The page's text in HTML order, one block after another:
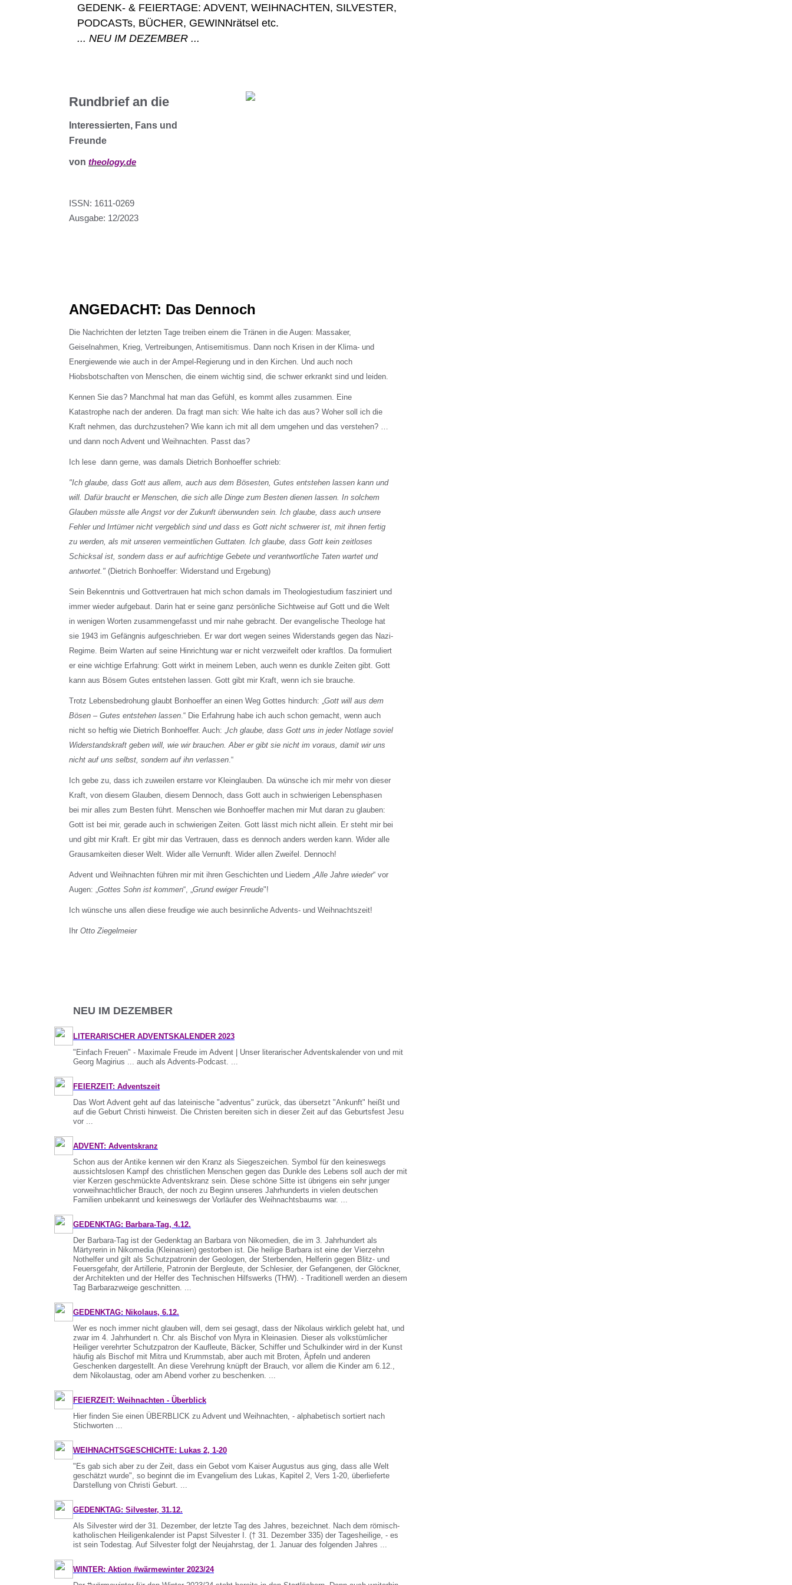
GEDENK- & FEIERTAGE: ADVENT, WEIHNACHTEN, SILVESTER,
... NEU IM DEZEMBER ...
Rundbrief an die
Interessierten, Fans und
Freunde
von theology.de
ISSN: 1611-0269
Ausgabe: 12/2023
ANGEDACHT: Das Dennoch
Die Nachrichten der letzten Tage treiben einem die Tränen in die Augen: Massaker,
Geiselnahmen, Krieg, Vertreibungen, Antisemitismus. Dann noch Krisen in der Klima- und
Energiewende wie auch in der Ampel-Regierung und in den Kirchen. Und auch noch
Hiobsbotschaften von Menschen, die einem wichtig sind, die schwer erkrankt sind und leiden.
Kennen Sie das? Manchmal hat man das Gefühl, es kommt alles zusammen. Eine
Katastrophe nach der anderen. Da fragt man sich: Wie halte ich das aus? Woher soll ich die
Kraft nehmen, das durchzustehen? Wie kann ich mit all dem umgehen und das verstehen? …
und dann noch Advent und Weihnachten. Passt das?
Ich lese dann gerne, was damals Dietrich Bonhoeffer schrieb:
"Ich glaube, dass Gott aus allem, auch aus dem Bösesten, Gutes entstehen lassen kann und
will. Dafür braucht er Menschen, die sich alle Dinge zum Besten dienen lassen. In solchem
Glauben müsste alle Angst vor der Zukunft überwunden sein. Ich glaube, dass auch unsere
Fehler und Irrtümer nicht vergeblich sind und dass es Gott nicht schwerer ist, mit ihnen fertig
zu werden, als mit unseren vermeintlichen Guttaten. Ich glaube, dass Gott kein zeitloses
Schicksal ist, sondern dass er auf aufrichtige Gebete und verantwortliche Taten wartet und
antwortet." (Dietrich Bonhoeffer: Widerstand und Ergebung)
Sein Bekenntnis und Gottvertrauen hat mich schon damals im Theologiestudium fasziniert und
immer wieder aufgebaut. Darin hat er seine ganz persönliche Sichtweise auf Gott und die Welt
in wenigen Worten zusammengefasst und mir nahe gebracht. Der evangelische Theologe hat
sie 1943 im Gefängnis aufgeschrieben. Er war dort wegen seines Widerstands gegen das Nazi-
Regime. Beim Warten auf seine Hinrichtung war er nicht verzweifelt oder kraftlos. Da formuliert
er eine wichtige Erfahrung: Gott wirkt in meinem Leben, auch wenn es dunkle Zeiten gibt. Gott
kann aus Bösem Gutes entstehen lassen. Gott gibt mir Kraft, wenn ich sie brauche.
Trotz Lebensbedrohung glaubt Bonhoeffer an einen Weg Gottes hindurch: „Gott will aus dem
Bösen – Gutes entstehen lassen.“ Die Erfahrung habe ich auch schon gemacht, wenn auch
nicht so heftig wie Dietrich Bonhoeffer. Auch: „Ich glaube, dass Gott uns in jeder Notlage soviel
Widerstandskraft geben will, wie wir brauchen. Aber er gibt sie nicht im voraus, damit wir uns
nicht auf uns selbst, sondern auf ihn verlassen.“
Ich gebe zu, dass ich zuweilen erstarre vor Kleinglauben. Da wünsche ich mir mehr von dieser
Kraft, von diesem Glauben, diesem Dennoch, dass Gott auch in schwierigen Lebensphasen
bei mir alles zum Besten führt. Menschen wie Bonhoeffer machen mir Mut daran zu glauben:
Gott ist bei mir, gerade auch in schwierigen Zeiten. Gott lässt mich nicht allein. Er steht mir bei
und gibt mir Kraft. Er gibt mir das Vertrauen, dass es dennoch anders werden kann. Wider alle
Grausamkeiten dieser Welt. Wider alle Vernunft. Wider allen Zweifel. Dennoch!
Advent und Weihnachten führen mir mit ihren Geschichten und Liedern „Alle Jahre wieder“ vor
Augen: „Gottes Sohn ist kommen“, „Grund ewiger Freude"!
Ich wünsche uns allen diese freudige wie auch besinnliche Advents- und Weihnachtszeit!
Ihr Otto Ziegelmeier
NEU IM DEZEMBER
LITERARISCHER ADVENTSKALENDER 2023
"Einfach Freuen" - Maximale Freude im Advent | Unser literarischer Adventskalender von und mit
Georg Magirius ... auch als Advents-Podcast. ...
FEIERZEIT: Adventszeit
Das Wort Advent geht auf das lateinische "adventus" zurück, das übersetzt "Ankunft" heißt und
auf die Geburt Christi hinweist. Die Christen bereiten sich in dieser Zeit auf das Geburtsfest Jesu
vor ...
ADVENT: Adventskranz
Schon aus der Antike kennen wir den Kranz als Siegeszeichen. Symbol für den keineswegs
aussichtslosen Kampf des christlichen Menschen gegen das Dunkle des Lebens soll auch der mit
vier Kerzen geschmückte Adventskranz sein. Diese schöne Sitte ist übrigens ein sehr junger
vorweihnachtlicher Brauch, der noch zu Beginn unseres Jahrhunderts in vielen deutschen
Familien unbekannt und keineswegs der Vorläufer des Weihnachtsbaums war. ...
GEDENKTAG: Barbara-Tag, 4.12.
Der Barbara-Tag ist der Gedenktag an Barbara von Nikomedien, die im 3. Jahrhundert als
Märtyrerin in Nikomedia (Kleinasien) gestorben ist. Die heilige Barbara ist eine der Vierzehn
Nothelfer und gilt als Schutzpatronin der Geologen, der Sterbenden, Helferin gegen Blitz- und
Feuersgefahr, der Artillerie, Patronin der Bergleute, der Schlesier, der Gefangenen, der Glöckner,
der Architekten und der Helfer des Technischen Hilfswerks (THW). - Traditionell werden an diesem
Tag Barbarazweige geschnitten. ...
GEDENKTAG: Nikolaus, 6.12.
Wer es noch immer nicht glauben will, dem sei gesagt, dass der Nikolaus wirklich gelebt hat, und
zwar im 4. Jahrhundert n. Chr. als Bischof von Myra in Kleinasien. Dieser als volkstümlicher
Heiliger verehrter Schutzpatron der Kaufleute, Bäcker, Schiffer und Schulkinder wird in der Kunst
häufig als Bischof mit Mitra und Krummstab, aber auch mit Broten, Äpfeln und anderen
Geschenken dargestellt. An diese Verehrung knüpft der Brauch, vor allem die Kinder am 6.12.,
dem Nikolaustag, oder am Abend vorher zu beschenken. ...
FEIERZEIT: Weihnachten - Überblick
Hier finden Sie einen ÜBERBLICK zu Advent und Weihnachten, - alphabetisch sortiert nach
Stichworten ...
WEIHNACHTSGESCHICHTE: Lukas 2, 1-20
"Es gab sich aber zu der Zeit, dass ein Gebot vom Kaiser Augustus aus ging, dass alle Welt
geschätzt wurde", so beginnt die im Evangelium des Lukas, Kapitel 2, Vers 1-20, überlieferte
Darstellung von Christi Geburt. ...
GEDENKTAG: Silvester, 31.12.
Als Silvester wird der 31. Dezember, der letzte Tag des Jahres, bezeichnet. Nach dem römisch-
katholischen Heiligenkalender ist Papst Silvester I. († 31. Dezember 335) der Tagesheilige, - es
ist sein Todestag. Auf Silvester folgt der Neujahrstag, der 1. Januar des folgenden Jahres ...
WINTER: Aktion #wärmewinter 2023/24